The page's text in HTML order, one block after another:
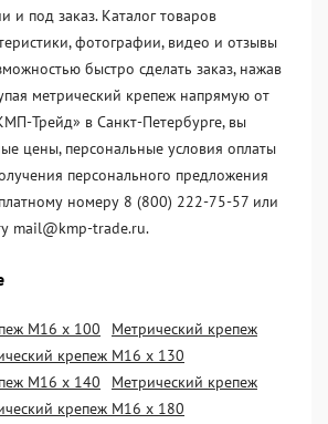
и под заказ. Каталог товаров
фотографии, видео и отзывы
быстро сделать заказ, нажав
метрический крепеж напрямую от
Трейд» в Санкт-Петербурге, вы
цены, персональные условия оплаты
персонального предложения
номеру 8 (800) 222-75-57 или
mail@kmp-trade.ru.
М16 х 100
Метрический крепеж
крепеж М16 х 130
М16 х 140
Метрический крепеж
крепеж М16 х 180